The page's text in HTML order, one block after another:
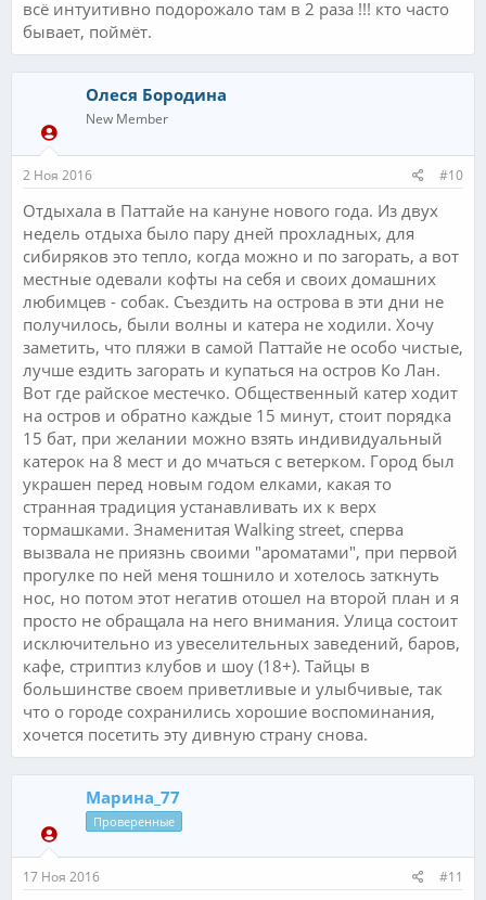
всё интуитивно подорожало там в 2 раза !!! кто часто
бывает, поймёт.
Олеся Бородина
New Member
2 Ноя 2016 #10
Отдыхала в Паттайе на кануне нового года. Из двух
недель отдыха было пару дней прохладных, для
сибиряков это тепло, когда можно и по загорать, а вот
местные одевали кофты на себя и своих домашних
любимцев - собак. Съездить на острова в эти дни не
получилось, были волны и катера не ходили. Хочу
заметить, что пляжи в самой Паттайе не особо чистые,
лучше ездить загорать и купаться на остров Ко Лан.
Вот где райское местечко. Общественный катер ходит
на остров и обратно каждые 15 минут, стоит порядка
15 бат, при желании можно взять индивидуальный
катерок на 8 мест и до мчаться с ветерком. Город был
украшен перед новым годом елками, какая то
странная традиция устанавливать их к верх
тормашками. Знаменитая Walking street, сперва
вызвала не приязнь своими "ароматами", при первой
прогулке по ней меня тошнило и хотелось заткнуть
нос, но потом этот негатив отошел на второй план и я
просто не обращала на него внимания. Улица состоит
исключительно из увеселительных заведений, баров,
кафе, стриптиз клубов и шоу (18+). Тайцы в
большинстве своем приветливые и улыбчивые, так
что о городе сохранились хорошие воспоминания,
хочется посетить эту дивную страну снова.
Марина_77
Проверенные
17 Ноя 2016 #11